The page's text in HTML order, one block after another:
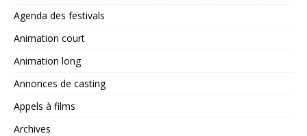
Agenda des festivals
Animation court
Animation long
Annonces de casting
Appels à films
Archives